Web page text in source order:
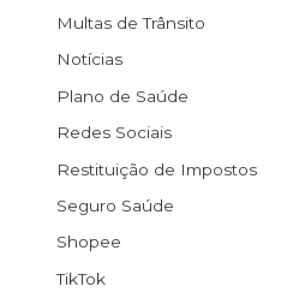
Multas de Trânsito
Notícias
Plano de Saúde
Redes Sociais
Restituição de Impostos
Seguro Saúde
Shopee
TikTok